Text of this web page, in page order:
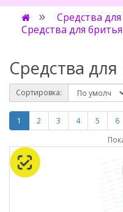
Средства
Средства для бритья
Средства
Сортировка:
1 2 3 4 5 6